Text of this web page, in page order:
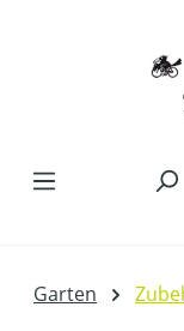
Garten